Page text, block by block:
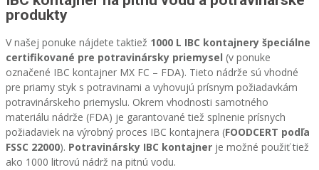
produkty
V našej ponuke nájdete taktiež 1000 L IBC kontajnery špeciálne
certifikované pre potravinársky priemysel (v ponuke
označené IBC kontajner MX FC – FDA). Tieto nádrže sú vhodné
pre priamy styk s potravinami a vyhovujú prísnym požiadavkám
potravinárskeho priemyslu. Okrem vhodnosti samotného
materiálu nádrže (FDA) je garantované tiež splnenie prísnych
požiadaviek na výrobný proces IBC kontajnera (FOODCERT podľa
FSSC 22000). Potravinársky IBC kontajner je možné použiť tiež
ako 1000 litrovú nádrž na pitnú vodu.